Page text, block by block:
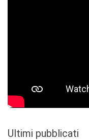
Ultimi pubblicati